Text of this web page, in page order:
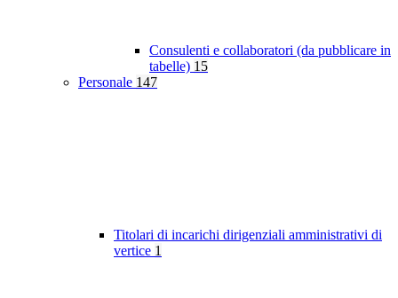
Consulenti e collaboratori (da pubblicare in
tabelle) 15
Personale 147
Titolari di incarichi dirigenziali amministrativi di
vertice 1